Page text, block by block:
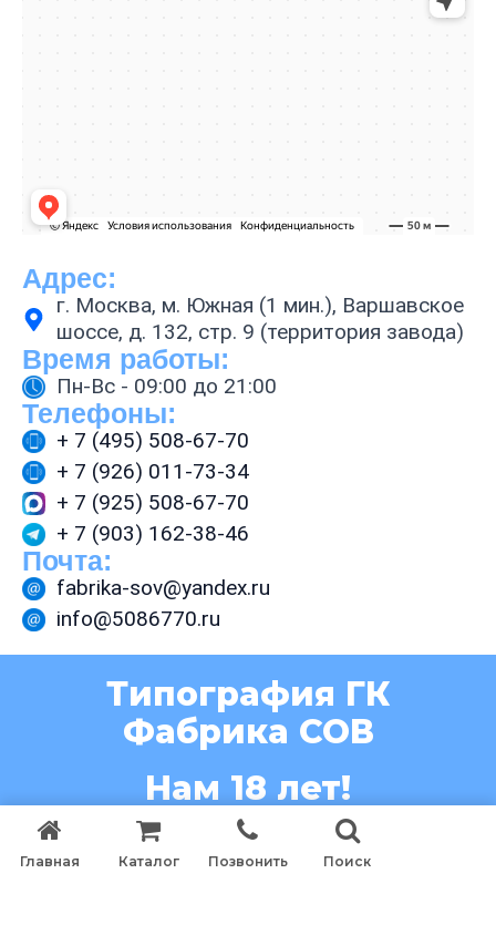
Адрес:
г. Москва, м. Южная (1 мин.), Варшавское
шоссе, д. 132, стр. 9 (территория завода)
Время работы:
Пн-Вс - 09:00 до 21:00
Телефоны:
+ 7 (495) 508-67-70
+ 7 (926) 011-73-34
+ 7 (925) 508-67-70
+ 7 (903) 162-38-46
Почта:
fabrika-sov@yandex.ru
info@5086770.ru
Типография ГК
Фабрика СОВ
Нам 18 лет!
(c) Eatherly 2026
Главная Каталог Позвонить Поиск